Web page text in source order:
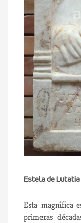
Estela de
Esta magnífica
primeras